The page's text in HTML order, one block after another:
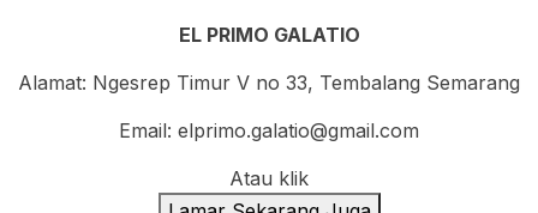
EL PRIMO GALATIO
Alamat: Ngesrep Timur V no 33, Tembalang Semarang
Email: elprimo.galatio@gmail.com
Atau klik